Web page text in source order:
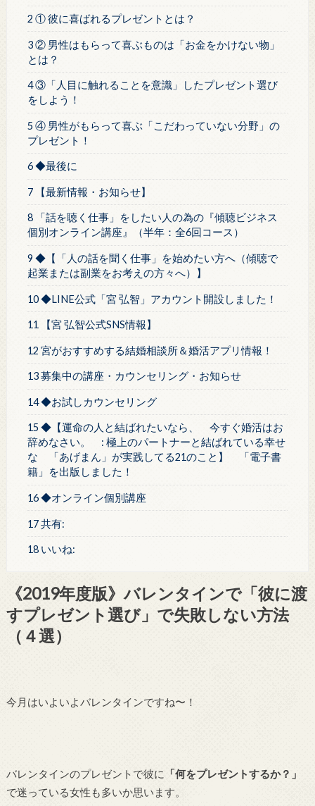
2 ① 彼に喜ばれるプレゼントとは？
3 ② 男性はもらって喜ぶものは「お金をかけない物」
とは？
4 ③「人目に触れることを意識」したプレゼント選び
をしよう！
5 ④ 男性がもらって喜ぶ「こだわっていない分野」の
プレゼント！
6 ◆最後に
7 【最新情報・お知らせ】
8 「話を聴く仕事」をしたい人の為の『傾聴ビジネス
個別オンライン講座』（半年：全6回コース）
9 ◆【「人の話を聞く仕事」を始めたい方へ（傾聴で
起業または副業をお考えの方々へ）】
10 ◆LINE公式「宮 弘智」アカウント開設しました！
11 【宮 弘智公式SNS情報】
12 宮がおすすめする結婚相談所＆婚活アプリ情報！
13 募集中の講座・カウンセリング・お知らせ
14 ◆お試しカウンセリング
15 ◆【運命の人と結ばれたいなら、 今すぐ婚活はお
辞めなさい。 : 極上のパートナーと結ばれている幸せ
な 「あげまん」が実践してる21のこと】 「電子書
籍」を出版しました！
16 ◆オンライン個別講座
17 共有:
18 いいね:
《2019年度版》バレンタインで「彼に渡
すプレゼント選び」で失敗しない方法
（４選）
今月はいよいよバレンタインですね〜！
バレンタインのプレゼントで彼に
「何をプレゼントするか？」
で迷っている女性も多いか思います。